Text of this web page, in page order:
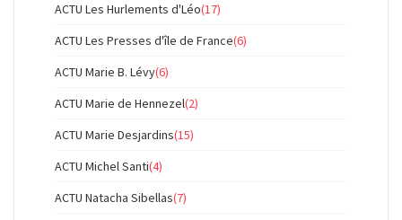
ACTU Les Hurlements d'Léo(17)
ACTU Les Presses d'île de France(6)
ACTU Marie B. Lévy(6)
ACTU Marie de Hennezel(2)
ACTU Marie Desjardins(15)
ACTU Michel Santi(4)
ACTU Natacha Sibellas(7)